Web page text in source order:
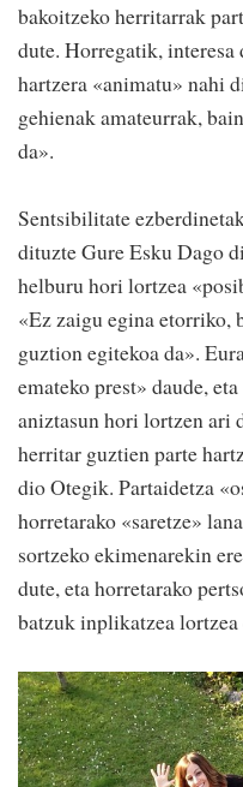
bakoitzeko herritarrak
dute. Horregatik,
hartzera «animatu» nahi
gehienak amateurrak,
da».
Sentsibilitate
dituzte Gure Esku Dago
helburu hori lortzea
«Ez zaigu egina etorriko,
guztion egitekoa da».
emateko prest» daude,
aniztasun hori lortzen ari
herritar guztien parte
dio Otegik. Partaidetza
horretarako «saretze»
sortzeko ekimenarekin
dute, eta horretarako
batzuk inplikatzea lortzea